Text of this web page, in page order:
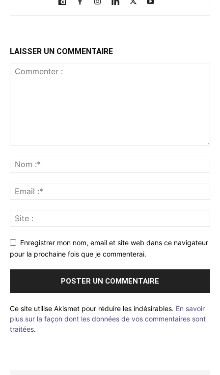
LAISSER UN COMMENTAIRE
Enregistrer mon nom, email et site web dans ce navigateur
pour la prochaine fois que je commenterai.
Ce site utilise Akismet pour réduire les indésirables. En savoir
plus sur la façon dont les données de vos commentaires sont
traitées.